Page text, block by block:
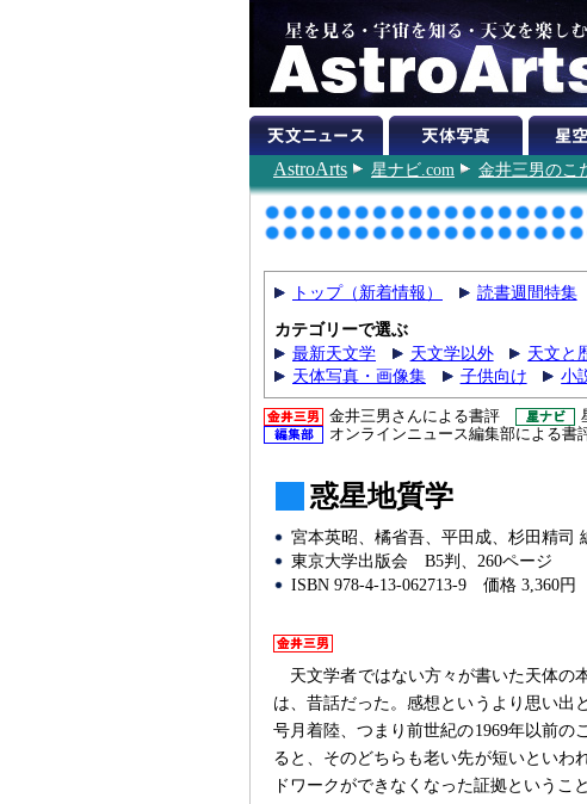
AstroArts 星ナビ.com 金井三男のこ
トップ（新着情報） 読書週間特集
カテゴリーで選ぶ
最新天文学
天文学以外 天文と
天体写真・画像集
子供向け 小
金井三男さんによる書評
オンラインニュース編集部による書
惑星地質学
宮本英昭、橘省吾、平田成、杉田精司
東京大学出版会
B5判、260ページ
ISBN 978-4-13-062713-9
価格 3,360円
天文学者ではない方々が書いた天体の
は、昔話だった。感想というより思い出
号月着陸、つまり前世紀の1969年以前の
ると、そのどちらも老い先が短いといわ
ドワークができなくなった証拠ということ